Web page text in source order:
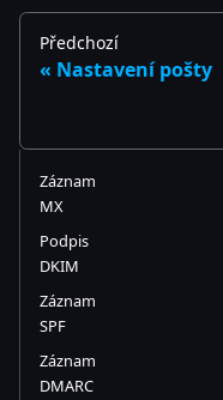
Předchozí
Nastavení pošty
Záznam
MX
Podpis
DKIM
Záznam
SPF
Záznam
DMARC